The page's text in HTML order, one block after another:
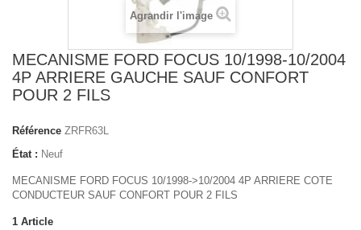
Agrandir l'image
MECANISME FORD FOCUS 10/1998-10/2004
4P ARRIERE GAUCHE SAUF CONFORT
POUR 2 FILS
Référence ZRFR63L
État : Neuf
MECANISME FORD FOCUS 10/1998->10/2004 4P ARRIERE COTE
CONDUCTEUR SAUF CONFORT POUR 2 FILS
1 Article